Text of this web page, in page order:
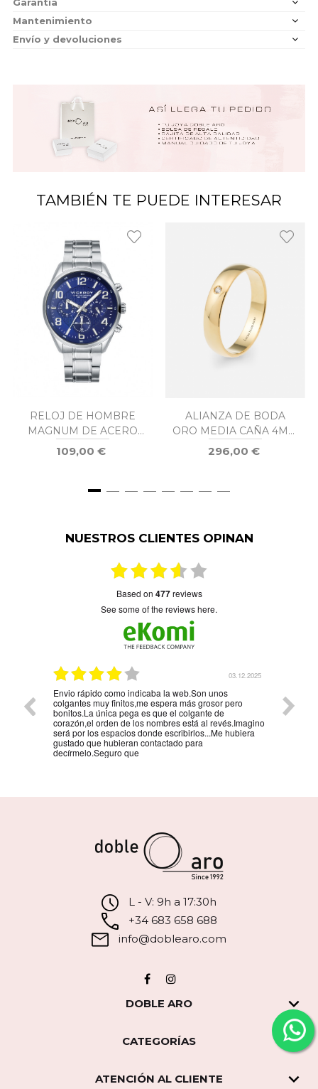
Mantenimiento
Envío y devoluciones
TAMBIÉN TE PUEDE INTERESAR
RELOJ DE HOMBRE
MAGNUM DE ACERO
CON CRONÓGRAFO
109,00 €
ALIANZA DE BODA
ORO MEDIA CAÑA 4MM
DIAMANTE
296,00 €
NUESTROS CLIENTES OPINAN
based on 477reviews
see some of the reviews here.
03.12.2025
Envio rápido como indicaba la web.Son unos
colgantes muy finitos,me espera más grosor pero
bonitos.La única pega es que el colgante de
corazón,el orden de los nombres está al revés.Imagino
será por los espacios donde escribirlos...Me hubiera
gustado que hubieran contactado para
decírmelo.Seguro que
la
L - V: 9h a 17:30h
+34 683 658 688
info@doblearo.com
Facebook
DOBLE ARO

CATEGORÍAS 
ATENCIÓN AL CLIENTE 